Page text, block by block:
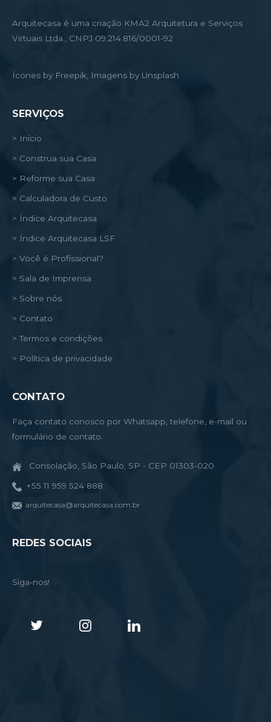
Arquitecasa é uma criação KMA2 Arquitetura e Serviços
Virtuais Ltda., CNPJ 09.214.816/0001-92
Ícones by Freepik, Imagens by Unsplash
SERVIÇOS
> Início
> Construa sua Casa
> Reforme sua Casa
> Calculadora de Custo
> Índice Arquitecasa
> Índice Arquitecasa LSF
> Você é Profissional?
> Sala de Imprensa
> Sobre nós
> Contato
> Termos e condições
> Política de privacidade
CONTATO
Faça contato conosco por Whatsapp, telefone, e-mail ou
formulário de contato.
Consolação, São Paulo, SP - CEP 01303-020
+55 11 959 524 888
arquitecasa@arquitecasa.com.br
REDES SOCIAIS
Siga-nos!